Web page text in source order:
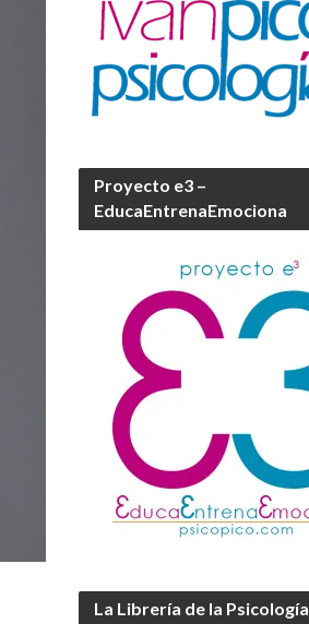
Proyecto e3 –
EducaEntrenaEmociona
La Librería de la Psicología